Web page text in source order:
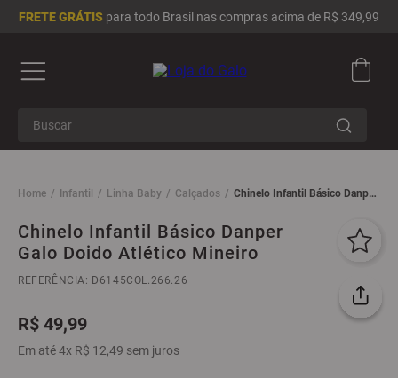
FRETE GRÁTIS para todo Brasil nas compras acima de R$ 349,99
Infantil Linha Baby Calçados
Chinelo Infantil Básico Danper
Chinelo Infantil Básico Danper
Galo Doido Atlético Mineiro
REFERÊNCIA: D6145COL.266.26
R$ 49,99
Em até4x R$ 12,49 sem juros
1º camisa masculina
camisa feminina
3º infantil
4º moletom
chinelo